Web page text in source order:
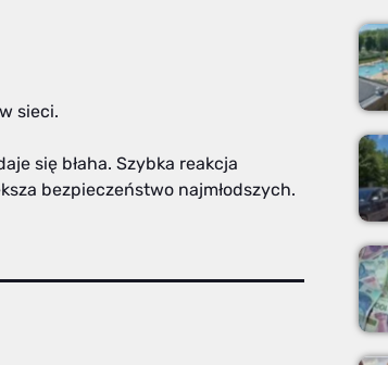
sieci.
się błaha. Szybka reakcja
bezpieczeństwo najmłodszych.